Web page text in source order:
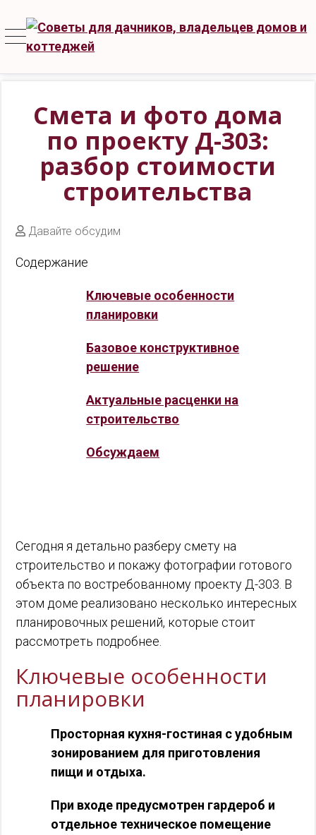
Смета и фото дома
по проекту Д-303:
разбор стоимости
строительства
Давайте обсудим
Содержание
Ключевые особенности
планировки
Базовое конструктивное
решение
Актуальные расценки на
строительство
Обсуждаем
Сегодня я детально разберу смету на
строительство и покажу фотографии готового
объекта по востребованному проекту Д-303. В
этом доме реализовано несколько интересных
планировочных решений, которые стоит
рассмотреть подробнее.
Ключевые особенности
планировки
Просторная кухня-гостиная с удобным
зонированием для приготовления
пищи и отдыха.
При входе предусмотрен гардероб и
отдельное техническое помещение